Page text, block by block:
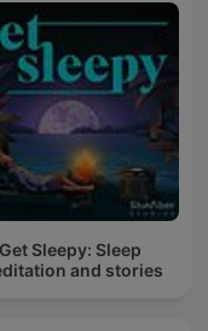
Get Sleepy: Sleep
and stories